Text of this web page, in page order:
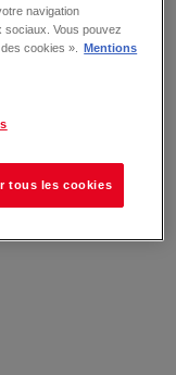
navigation
sociaux. Vous pouvez
cookies ».
Mentions
tous les cookies